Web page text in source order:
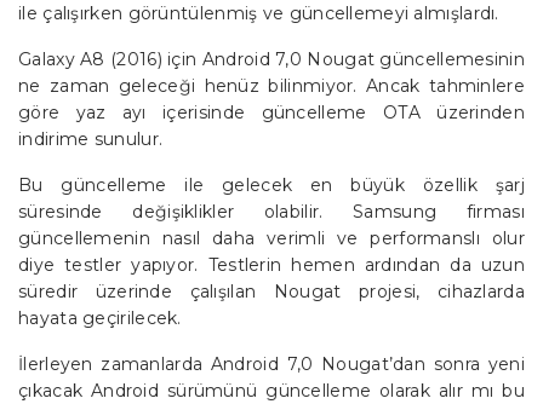
ile çalışırken görüntülenmiş ve güncellemeyi almışlardı.
Galaxy A8 (2016) için Android 7,0 Nougat güncellemesinin
ne zaman geleceği henüz bilinmiyor. Ancak tahminlere
göre yaz ayı içerisinde güncelleme OTA üzerinden
indirime sunulur.
Bu güncelleme ile gelecek en büyük özellik şarj
süresinde değişiklikler olabilir. Samsung firması
güncellemenin nasıl daha verimli ve performanslı olur
diye testler yapıyor. Testlerin hemen ardından da uzun
süredir üzerinde çalışılan Nougat projesi, cihazlarda
hayata geçirilecek.
İlerleyen zamanlarda Android 7,0 Nougat’dan sonra yeni
çıkacak Android sürümünü güncelleme olarak alır mı bu